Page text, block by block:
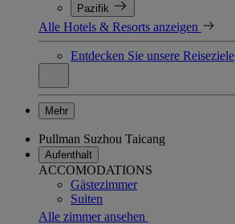
Pazifik
Alle Hotels & Resorts anzeigen
Entdecken Sie unsere Reiseziele
Mehr
Pullman Suzhou Taicang
Aufenthalt
ACCOMODATIONS
Gästezimmer
Suiten
Alle zimmer ansehen